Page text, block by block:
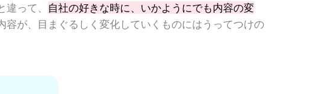
って、 自社の好きな時に、いかようにでも内容の変
が、目まぐるしく変化していくものにはうってつけの